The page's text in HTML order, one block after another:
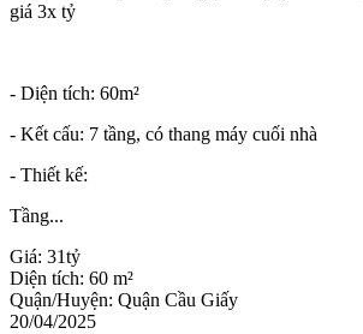
giá 3x tỷ
- Diện tích: 60m²
- Kết cấu: 7 tầng, có thang máy cuối nhà
- Thiết kế:
Tầng...
Giá: 31tỷ
Diện tích: 60 m²
Quận/Huyện: Quận Cầu Giấy
20/04/2025